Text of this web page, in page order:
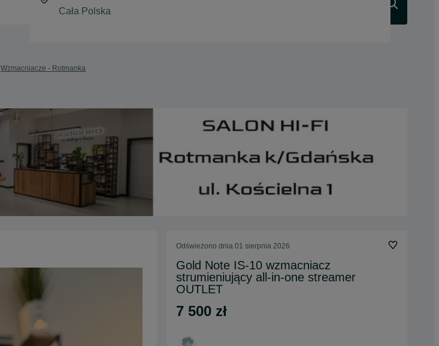
Wzmacniacze - Rotmanka
Odświeżono dnia 01 sierpnia 2026
Gold Note IS-10 wzmacniacz
strumieniujący all-in-one streamer
OUTLET
7 500 zł